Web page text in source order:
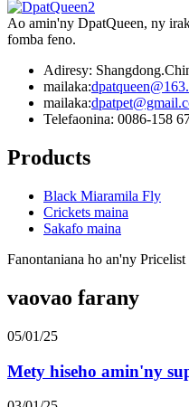
Ao amin'ny DpatQueen, ny
fomba feno.
Adiresy:
mailaka:
mailaka:
Telefaonina: 0086-158
Products
Black Miaramila Fly
Crickets maina
Sakafo maina
Fanontaniana ho an'ny Pricelist
vaovao farany
05/01/25
Mety hiseho amin'ny